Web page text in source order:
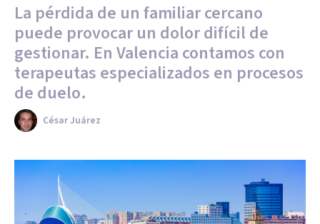
La pérdida de un familiar cercano
puede provocar un dolor difícil de
gestionar. En Valencia contamos con
terapeutas especializados en procesos
de duelo.
César Juárez